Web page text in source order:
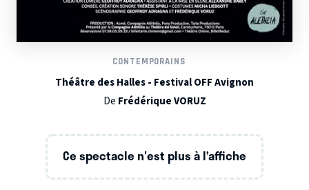
CONTEMPORAINS
Théâtre des Halles - Festival OFF Avignon
De Frédérique VORUZ
Ce spectacle n'est plus à l’affiche